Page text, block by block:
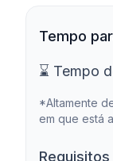
Tempo
⌛ Tempo
*Altamente
em que está